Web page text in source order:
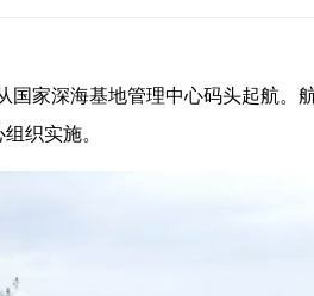
国家深海基地管理中心码头起航。
织实施。